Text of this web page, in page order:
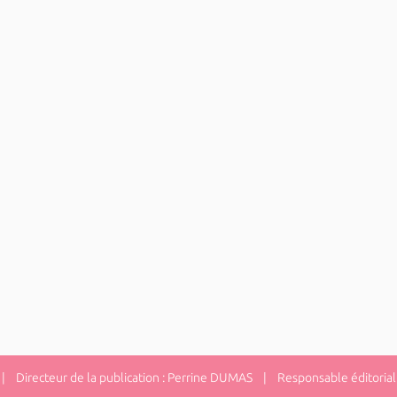
Directeur de la publication : Perrine DUMAS | Responsable éditorial :